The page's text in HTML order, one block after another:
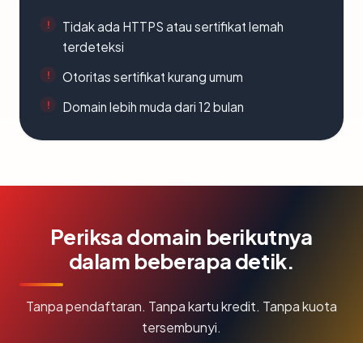
Tidak ada HTTPS atau sertifikat lemah
terdeteksi
Otoritas sertifikat kurang umum
Domain lebih muda dari 12 bulan
Periksa domain berikutnya
dalam beberapa detik.
Tanpa pendaftaran. Tanpa kartu kredit. Tanpa kuota
tersembunyi.